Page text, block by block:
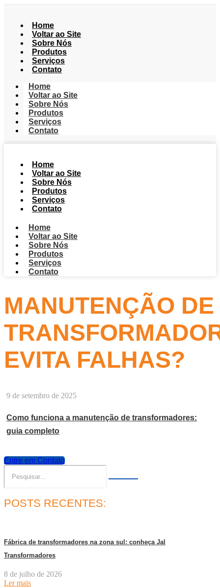
Home
Voltar ao Site
Sobre Nós
Produtos
Serviços
Contato
Home
Voltar ao Site
Sobre Nós
Produtos
Serviços
Contato
Home
Voltar ao Site
Sobre Nós
Produtos
Serviços
Contato
Home
Voltar ao Site
Sobre Nós
Produtos
Serviços
Contato
MANUTENÇÃO DE
EVITA FALHAS?
9 de setembro de 2025
Como funciona a manutenção de transformadores:
guia completo
Entre em Contato
POSTS RECENTES:
Fábrica de transformadores na zona sul: conheça Jal
Transformadores
8 de julho de 2026
Ler mais